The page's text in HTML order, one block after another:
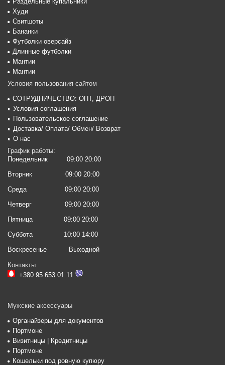
Худи
Свитшоты
Бананки
Футболки оверсайз
Длинные футболки
Мантии
Мантии
Условия пользования сайтом
СОТРУДНИЧЕСТВО: ОПТ, ДРОП
Условия соглашения
Пользовательское соглашение
Доставка/ Оплата/ Обмен/ Возврат
О нас
График работы:
Понедельник
09:00 20:00
Вторник
09:00 20:00
Среда
09:00 20:00
Четверг
09:00 20:00
Пятница
09:00 20:00
Суббота
10:00 14:00
Воскресенье
Выходной
Контакты
+380 95 653 01 11
Мужские аксессуары
Органайзеры для документов
Портмоне
Визитницы | Кредитницы
Портмоне
Кошельки под ровную купюру